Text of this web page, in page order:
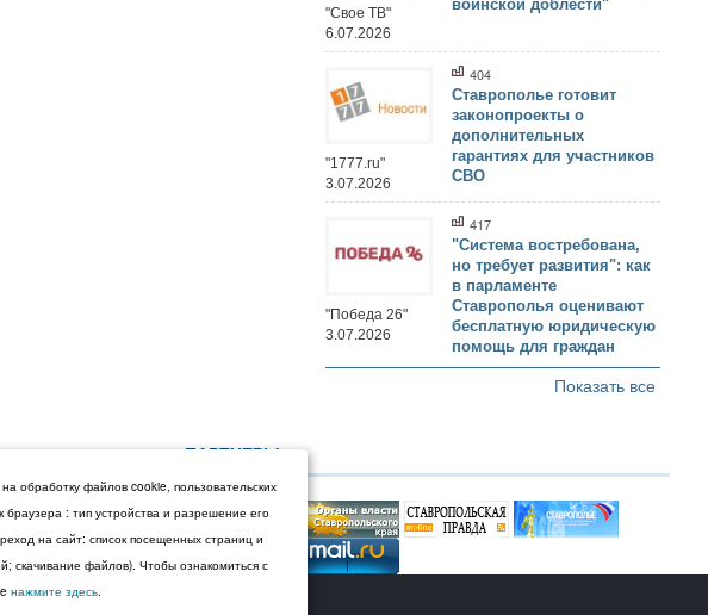
воинской доблести"
"Свое ТВ"
6.07.2026
404
Ставрополье готовит
законопроекты о
дополнительных
гарантиях для участников
СВО
"1777.ru"
3.07.2026
417
"Система востребована,
но требует развития": как
в парламенте
Ставрополья оценивают
бесплатную юридическую
помощь для граждан
"Победа 26"
3.07.2026
Показать все
ПАРТНЕРЫ
обработку файлов cookie, пользовательских
: тип устройства и разрешение его
на сайт: список посещенных страниц и
скачивание файлов). Чтобы ознакомиться с
нажмите здесь.